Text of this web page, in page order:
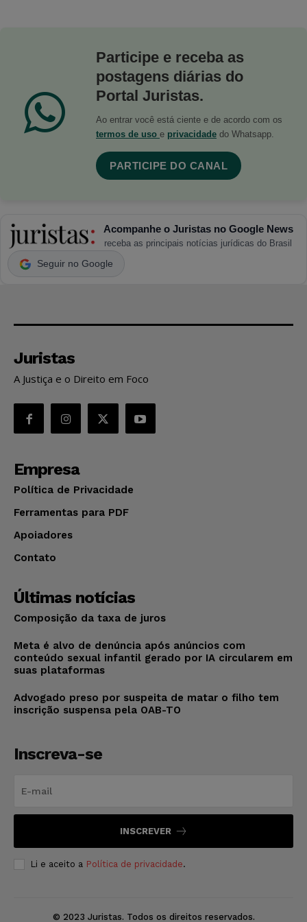
Participe e receba as
postagens diárias do
Portal Juristas.
Ao entrar você está ciente e de acordo com os
termos de uso e privacidade do Whatsapp.
PARTICIPE DO CANAL
Acompanhe o Juristas no Google News
receba as principais notícias jurídicas do Brasil
Seguir no Google
Juristas
A Justiça e o Direito em Foco
Empresa
Política de Privacidade
Ferramentas para PDF
Apoiadores
Contato
Últimas notícias
Composição da taxa de juros
Meta é alvo de denúncia após anúncios com
conteúdo sexual infantil gerado por IA circularem em
suas plataformas
Advogado preso por suspeita de matar o filho tem
inscrição suspensa pela OAB-TO
Inscreva-se
INSCREVER
Li e aceito a Política de privacidade.
© 2023 Juristas. Todos os direitos reservados.